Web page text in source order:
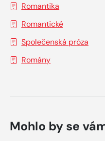
Romantika
Romantické
Společenská próza
Romány
Mohlo by se